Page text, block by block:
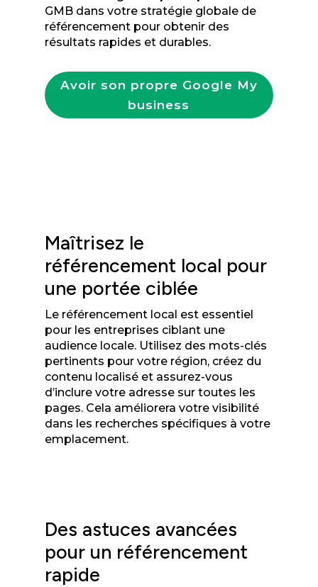
GMB dans votre stratégie globale de
référencement pour obtenir des
résultats rapides et durables.
Avoir son propre Google My
business
Maîtrisez le
référencement local pour
une portée ciblée
Le référencement local est essentiel
pour les entreprises ciblant une
audience locale. Utilisez des mots-clés
pertinents pour votre région, créez du
contenu localisé et assurez-vous
d’inclure votre adresse sur toutes les
pages. Cela améliorera votre visibilité
dans les recherches spécifiques à votre
emplacement.
Des astuces avancées
pour un référencement
rapide